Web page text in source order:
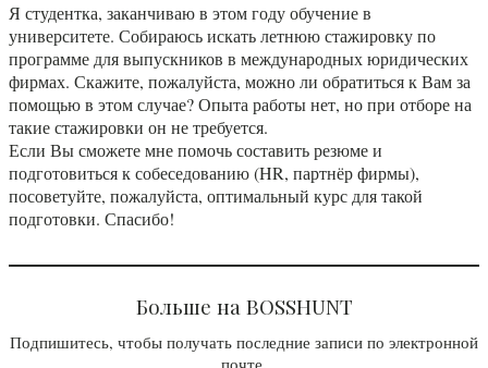
Я студентка, заканчиваю в этом году обучение в
университете. Собираюсь искать летнюю стажировку по
программе для выпускников в международных юридических
фирмах. Скажите, пожалуйста, можно ли обратиться к Вам за
помощью в этом случае? Опыта работы нет, но при отборе на
такие стажировки он не требуется.
Если Вы сможете мне помочь составить резюме и
подготовиться к собеседованию (HR, партнёр фирмы),
посоветуйте, пожалуйста, оптимальный курс для такой
подготовки. Спасибо!
Больше на BOSSHUNT
Подпишитесь, чтобы получать последние записи по электронной